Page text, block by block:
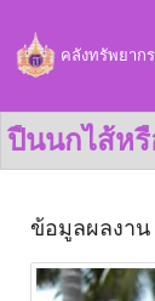
คลังทรัพยาก
ปืนนกไส้ห
ข้อมูลผลงาน